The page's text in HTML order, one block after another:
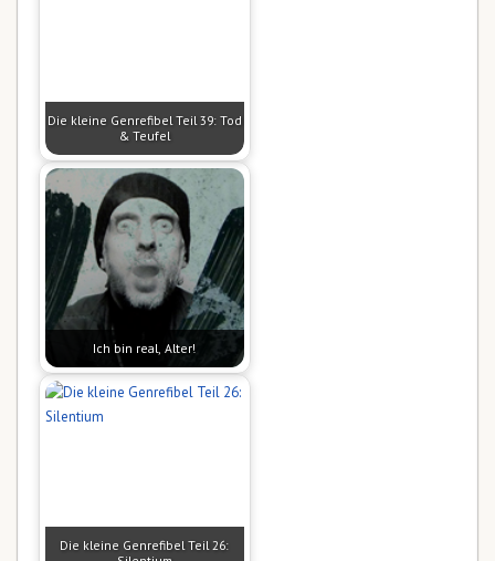
Die kleine Genrefibel Teil 39: Tod
& Teufel
Ich bin real, Alter!
Die kleine Genrefibel Teil 26: